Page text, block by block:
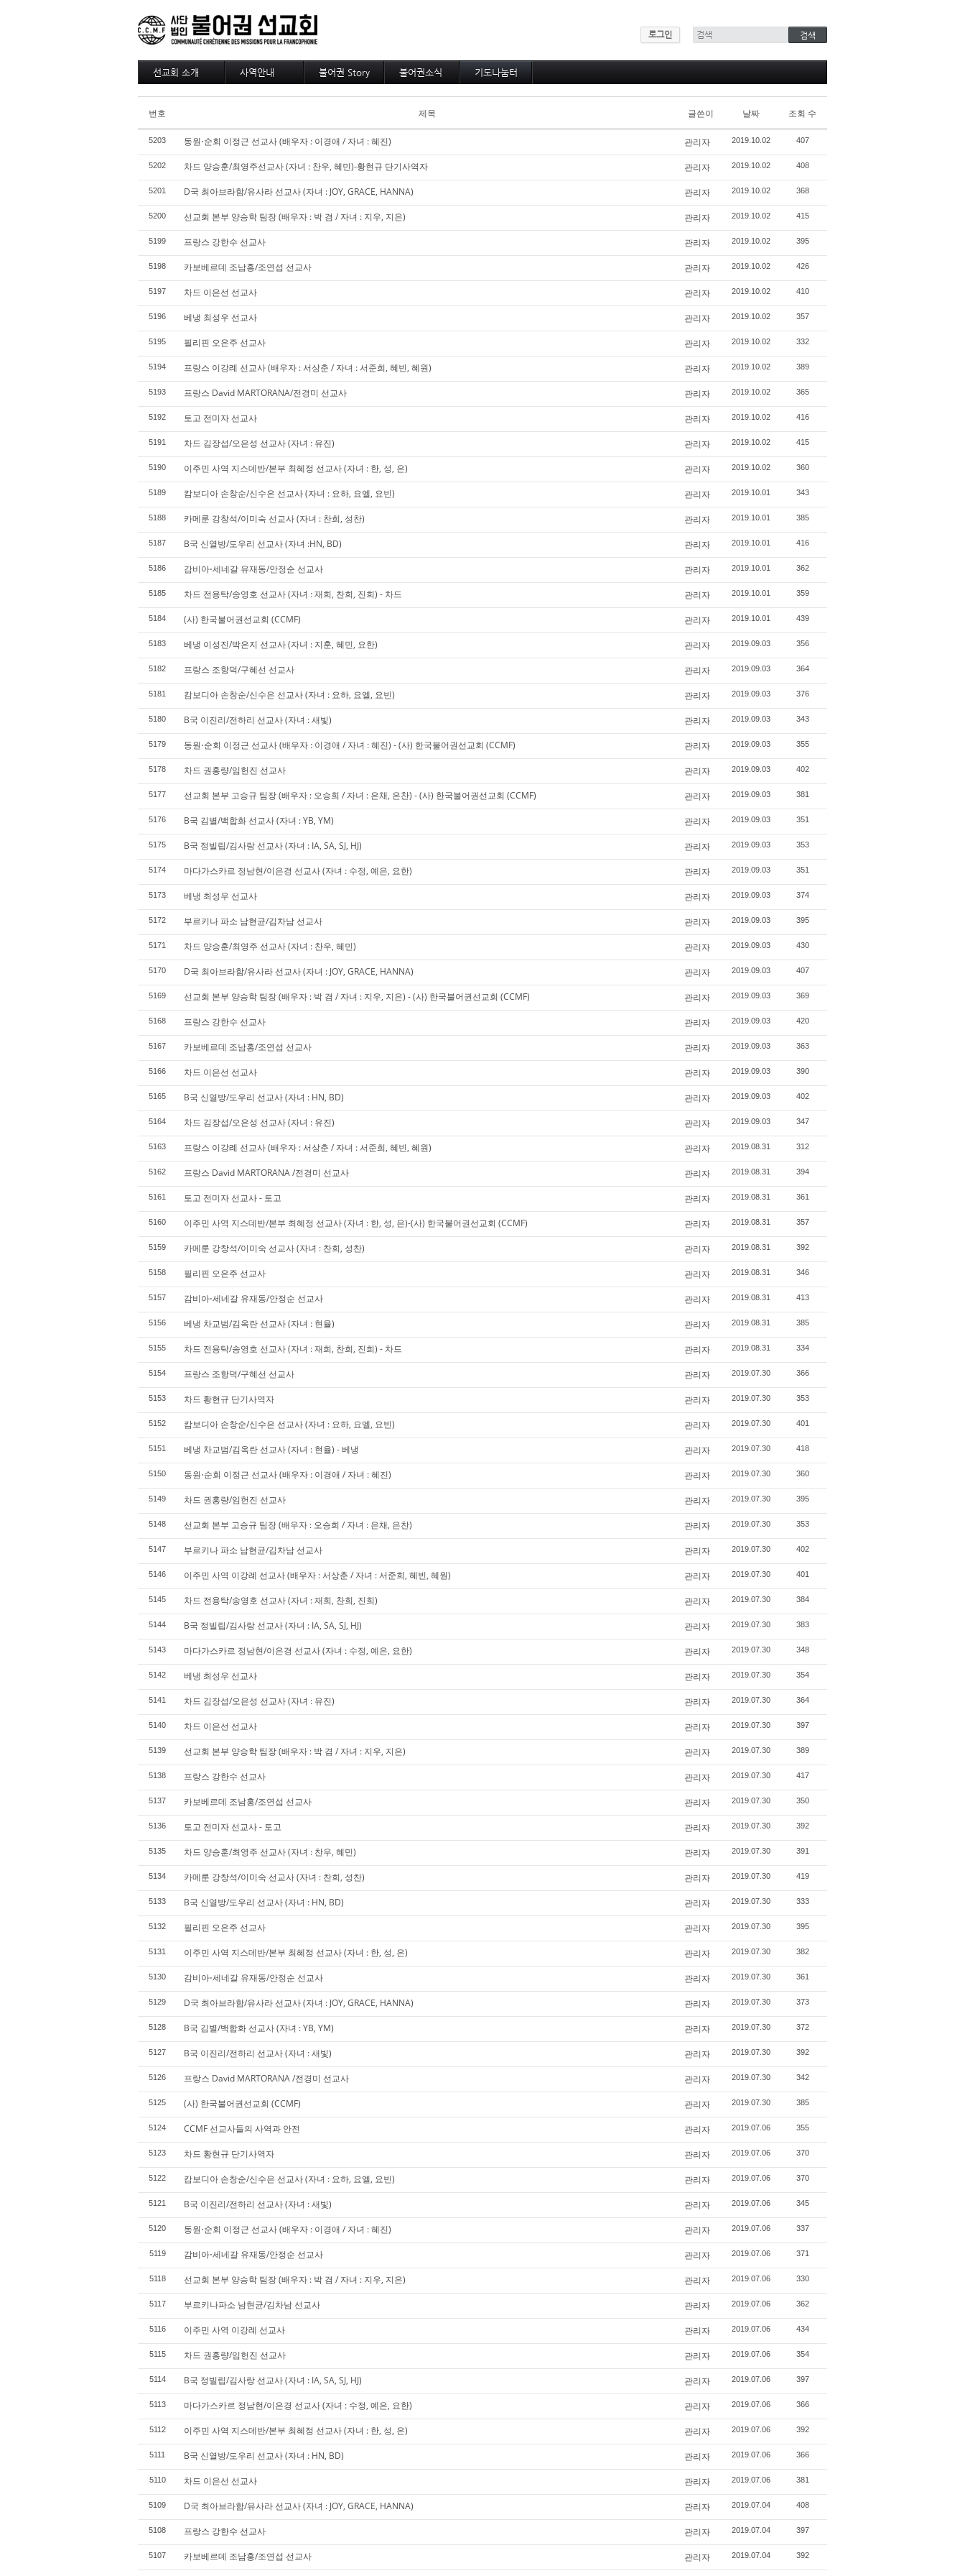
로그인
선교회 소개
현장
선교회 역사
찾아오시는길
선교회 후원 계좌
사역안내
출판/정기기도
불어권 Story 불어권소식 기도나눔터
번호 제목 글쓴이 날짜 조회 수
5203 동원⋅순회 이정근 선교사 (배우자 : 이경애 / 자녀 : 혜진) 관리자 2019.10.02 407
5202 차드 양승훈/최영주선교사 (자녀 : 찬우, 혜민)-황현규 단기사역자 관리자 2019.10.02 408
5201 D국 최아브라함/유사라 선교사 (자녀 : JOY, GRACE, HANNA) 관리자 2019.10.02 368
5200 선교회 본부 양승학 팀장 (배우자 : 박 겸 / 자녀 : 지우, 지은) 관리자 2019.10.02 415
5199 프랑스 강한수 선교사 관리자 2019.10.02 395
5198 카보베르데 조남홍/조연섭 선교사 관리자 2019.10.02 426
5197 차드 이은선 선교사 관리자 2019.10.02 410
5196 베냉 최성우 선교사 관리자 2019.10.02 357
5195 필리핀 오은주 선교사 관리자 2019.10.02 332
5194 프랑스 이강례 선교사 (배우자 : 서상춘 / 자녀 : 서준희, 혜빈, 혜원) 관리자 2019.10.02 389
5193 프랑스 David MARTORANA/전경미 선교사 관리자 2019.10.02 365
5192 토고 전미자 선교사 관리자 2019.10.02 416
5191 차드 김장섭/오은성 선교사 (자녀 : 유진) 관리자 2019.10.02 415
5190 이주민 사역 지스데반/본부 최혜정 선교사 (자녀 : 한, 성, 은) 관리자 2019.10.02 360
5189 캄보디아 손창순/신수은 선교사 (자녀 : 요하, 요엘, 요빈) 관리자 2019.10.01 343
5188 카메룬 강창석/이미숙 선교사 (자녀 : 찬희, 성찬) 관리자 2019.10.01 385
5187 B국 신열방/도우리 선교사 (자녀 :HN, BD) 관리자 2019.10.01 416
5186 감비아⋅세네갈 유재동/안정순 선교사 관리자 2019.10.01 362
5185 차드 전용탁/송영호 선교사 (자녀 : 재희, 찬희, 진희) - 차드 관리자 2019.10.01 359
5184 (사) 한국불어권선교회 (CCMF) 관리자 2019.10.01 439
5183 베냉 이성진/박은지 선교사 (자녀 : 지훈, 혜민, 요한) 관리자 2019.09.03 356
5182 프랑스 조항덕/구혜선 선교사 관리자 2019.09.03 364
5181 캄보디아 손창순/신수은 선교사 (자녀 : 요하, 요엘, 요빈) 관리자 2019.09.03 376
5180 B국 이진리/전하리 선교사 (자녀 : 새빛) 관리자 2019.09.03 343
5179 동원⋅순회 이정근 선교사 (배우자 : 이경애 / 자녀 : 혜진) - (사) 한국불어권선교회 (CCMF) 관리자 2019.09.03 355
5178 차드 권홍량/임헌진 선교사 관리자 2019.09.03 402
5177 선교회 본부 고승규 팀장 (배우자 : 오승희 / 자녀 : 은채, 은찬) - (사) 한국불어권선교회 (CCMF) 관리자 2019.09.03 381
5176 B국 김별/백합화 선교사 (자녀 : YB, YM) 관리자 2019.09.03 351
5175 B국 정빌립/김사랑 선교사 (자녀 : IA, SA, SJ, HJ) 관리자 2019.09.03 353
5174 마다가스카르 정남현/이은경 선교사 (자녀 : 수정, 예은, 요한) 관리자 2019.09.03 351
5173 베냉 최성우 선교사 관리자 2019.09.03 374
5172 부르키나 파소 남현균/김차남 선교사 관리자 2019.09.03 395
5171 차드 양승훈/최영주 선교사 (자녀 : 찬우, 혜민) 관리자 2019.09.03 430
5170 D국 최아브라함/유사라 선교사 (자녀 : JOY, GRACE, HANNA) 관리자 2019.09.03 407
5169 선교회 본부 양승학 팀장 (배우자 : 박 겸 / 자녀 : 지우, 지은) - (사) 한국불어권선교회 (CCMF) 관리자 2019.09.03 369
5168 프랑스 강한수 선교사 관리자 2019.09.03 420
5167 카보베르데 조남홍/조연섭 선교사 관리자 2019.09.03 363
5166 차드 이은선 선교사 관리자 2019.09.03 390
5165 B국 신열방/도우리 선교사 (자녀 : HN, BD) 관리자 2019.09.03 402
5164 차드 김장섭/오은성 선교사 (자녀 : 유진) 관리자 2019.09.03 347
5163 프랑스 이강례 선교사 (배우자 : 서상춘 / 자녀 : 서준희, 혜빈, 혜원) 관리자 2019.08.31 312
5162 프랑스 David MARTORANA /전경미 선교사 관리자 2019.08.31 394
5161 토고 전미자 선교사 - 토고 관리자 2019.08.31 361
5160 이주민 사역 지스데반/본부 최혜정 선교사 (자녀 : 한, 성, 은)-(사) 한국불어권선교회 (CCMF) 관리자 2019.08.31 357
5159 카메룬 강창석/이미숙 선교사 (자녀 : 찬희, 성찬) 관리자 2019.08.31 392
5158 필리핀 오은주 선교사 관리자 2019.08.31 346
5157 감비아⋅세네갈 유재동/안정순 선교사 관리자 2019.08.31 413
5156 베냉 차교범/김옥란 선교사 (자녀 : 현율) 관리자 2019.08.31 385
5155 차드 전용탁/송영호 선교사 (자녀 : 재희, 찬희, 진희) - 차드 관리자 2019.08.31 334
5154 프랑스 조항덕/구혜선 선교사 관리자 2019.07.30 366
5153 차드 황현규 단기사역자 관리자 2019.07.30 353
5152 캄보디아 손창순/신수은 선교사 (자녀 : 요하, 요엘, 요빈) 관리자 2019.07.30 401
5151 베냉 차교범/김옥란 선교사 (자녀 : 현율) - 베냉 관리자 2019.07.30 418
5150 동원⋅순회 이정근 선교사 (배우자 : 이경애 / 자녀 : 혜진) 관리자 2019.07.30 360
5149 차드 권홍량/임헌진 선교사 관리자 2019.07.30 395
5148 선교회 본부 고승규 팀장 (배우자 : 오승희 / 자녀 : 은채, 은찬) 관리자 2019.07.30 353
5147 부르키나 파소 남현균/김차남 선교사 관리자 2019.07.30 402
5146 이주민 사역 이강례 선교사 (배우자 : 서상춘 / 자녀 : 서준희, 혜빈, 혜원) 관리자 2019.07.30 401
5145 차드 전용탁/송영호 선교사 (자녀 : 재희, 찬희, 진희) 관리자 2019.07.30 384
5144 B국 정빌립/김사랑 선교사 (자녀 : IA, SA, SJ, HJ) 관리자 2019.07.30 383
5143 마다가스카르 정남현/이은경 선교사 (자녀 : 수정, 예은, 요한) 관리자 2019.07.30 348
5142 베냉 최성우 선교사 관리자 2019.07.30 354
5141 차드 김장섭/오은성 선교사 (자녀 : 유진) 관리자 2019.07.30 364
5140 차드 이은선 선교사 관리자 2019.07.30 397
5139 선교회 본부 양승학 팀장 (배우자 : 박 겸 / 자녀 : 지우, 지은) 관리자 2019.07.30 389
5138 프랑스 강한수 선교사 관리자 2019.07.30 417
5137 카보베르데 조남홍/조연섭 선교사 관리자 2019.07.30 350
5136 토고 전미자 선교사 - 토고 관리자 2019.07.30 392
5135 차드 양승훈/최영주 선교사 (자녀 : 찬우, 혜민) 관리자 2019.07.30 391
5134 카메룬 강창석/이미숙 선교사 (자녀 : 찬희, 성찬) 관리자 2019.07.30 419
5133 B국 신열방/도우리 선교사 (자녀 : HN, BD) 관리자 2019.07.30 333
5132 필리핀 오은주 선교사 관리자 2019.07.30 395
5131 이주민 사역 지스데반/본부 최혜정 선교사 (자녀 : 한, 성, 은) 관리자 2019.07.30 382
5130 감비아⋅세네갈 유재동/안정순 선교사 관리자 2019.07.30 361
5129 D국 최아브라함/유사라 선교사 (자녀 : JOY, GRACE, HANNA) 관리자 2019.07.30 373
5128 B국 김별/백합화 선교사 (자녀 : YB, YM) 관리자 2019.07.30 372
5127 B국 이진리/전하리 선교사 (자녀 : 새빛) 관리자 2019.07.30 392
5126 프랑스 David MARTORANA /전경미 선교사 관리자 2019.07.30 342
5125 (사) 한국불어권선교회 (CCMF) 관리자 2019.07.30 385
5124 CCMF 선교사들의 사역과 안전 관리자 2019.07.06 355
5123 차드 황현규 단기사역자 관리자 2019.07.06 370
5122 캄보디아 손창순/신수은 선교사 (자녀 : 요하, 요엘, 요빈) 관리자 2019.07.06 370
5121 B국 이진리/전하리 선교사 (자녀 : 새빛) 관리자 2019.07.06 345
5120 동원⋅순회 이정근 선교사 (배우자 : 이경애 / 자녀 : 혜진) 관리자 2019.07.06 337
5119 감비아⋅세네갈 유재동/안정순 선교사 관리자 2019.07.06 371
5118 선교회 본부 양승학 팀장 (배우자 : 박 겸 / 자녀 : 지우, 지은) 관리자 2019.07.06 330
5117 부르키나파소 남현균/김차남 선교사 관리자 2019.07.06 362
5116 이주민 사역 이강례 선교사 관리자 2019.07.06 434
5115 차드 권홍량/임헌진 선교사 관리자 2019.07.06 354
5114 B국 정빌립/김사랑 선교사 (자녀 : IA, SA, SJ, HJ) 관리자 2019.07.06 397
5113 마다가스카르 정남현/이은경 선교사 (자녀 : 수정, 예은, 요한) 관리자 2019.07.06 366
5112 이주민 사역 지스데반/본부 최혜정 선교사 (자녀 : 한, 성, 은) 관리자 2019.07.06 392
5111 B국 신열방/도우리 선교사 (자녀 : HN, BD) 관리자 2019.07.06 366
5110 차드 이은선 선교사 관리자 2019.07.06 381
5109 D국 최아브라함/유사라 선교사 (자녀 : JOY, GRACE, HANNA) 관리자 2019.07.04 408
5108 프랑스 강한수 선교사 관리자 2019.07.04 397
5107 카보베르데 조남홍/조연섭 선교사 관리자 2019.07.04 392